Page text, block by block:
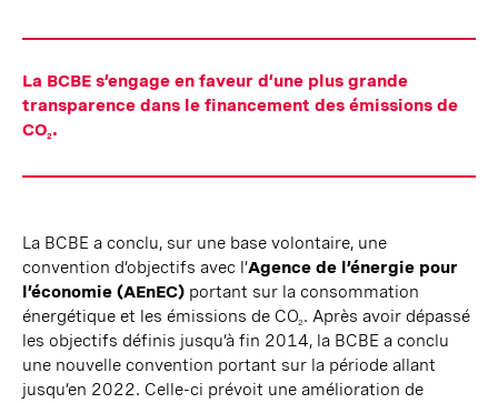
La BCBE s’engage en faveur d’une plus grande
transparence dans le financement des émissions de
CO2.
La BCBE a conclu, sur une base volontaire, une
convention d’objectifs avec l’Agence de l’énergie pour
l’économie (AEnEC) portant sur la consommation
énergétique et les émissions de CO2 . Après avoir dépassé
les objectifs définis jusqu’à fin 2014, la BCBE a conclu
une nouvelle convention portant sur la période allant
jusqu’en 2022. Celle-ci prévoit une amélioration de